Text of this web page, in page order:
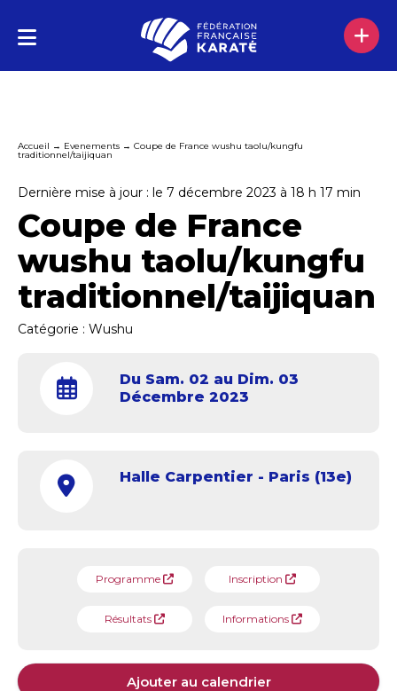
Accueil → Evenements → Coupe de France wushu taolu/kungfu
traditionnel/taijiquan
Dernière mise à jour : le 7 décembre 2023 à 18 h 17 min
Coupe de France
wushu taolu/kungfu
traditionnel/taijiquan
Catégorie : Wushu
Du Sam. 02 au Dim. 03
Décembre 2023
Halle Carpentier - Paris (13e)
Programme Inscription
Résultats Informations
Ajouter au calendrier